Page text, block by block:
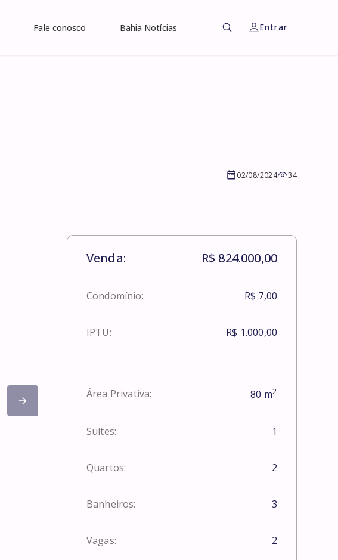
Fale conosco Bahia Notícias Entrar
02/08/2024 34
Venda: R$ 824.000,00
Condomínio: R$ 7,00
IPTU: R$ 1.000,00
Área Privativa: 80 m2
Suítes: 1
Quartos: 2
Banheiros: 3
Vagas: 2